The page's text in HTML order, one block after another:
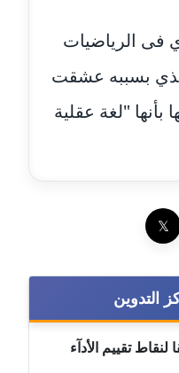
فى الرياضيات
الذي بسببه عشقت
بأنها "لغة عقلية
𝕏
التدوين
تقييم الأدآء